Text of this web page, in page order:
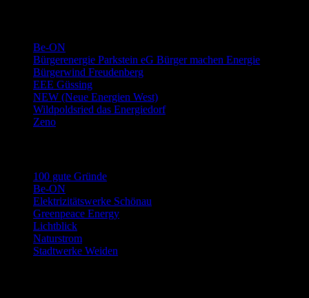
Be-ON
Bürgerenergie Parkstein eG Bürger machen Energie
Bürgerwind Freudenberg
EEE Güssing
NEW (Neue Energien West)
Wildpoldsried das Energiedorf
Zeno
100 gute Gründe
Be-ON
Elektrizitätswerke Schönau
Greenpeace Energy
Lichtblick
Naturstrom
Stadtwerke Weiden